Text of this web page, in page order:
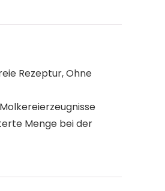
Rezeptur, Ohne
Menge bei der